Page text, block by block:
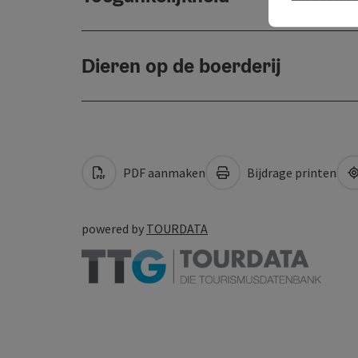
Dieren op de boerderij
PDF aanmaken Bijdrage printen
powered by TOURDATA